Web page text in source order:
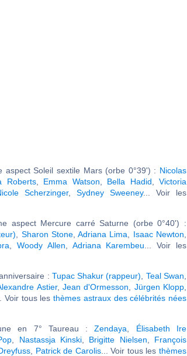
aspect Soleil sextile Mars (orbe 0°39') : Nicolas
Roberts, Emma Watson Bella Hadid ,Victoria
Scherzinger, Sydney Sweeney... Voir les
aspect Mercure carré Saturne (orbe 0°40') :
Sharon Stone,Adriana Lima Isaac Newton
,Woody Allen Adriana Karembeu ... Voir les
: Tupac Shakur (rappeur) Teal Swan
Astier,Jean d'Ormesson Jürgen Klopp
Voir tous lesthèmes astraux des célébrités nées
en 7° Taureau :Zendaya
Élisabeth Ire
Nastassja Kinski, Brigitte Nielsen
François
Patrick de Carolis... Voir tous lesthèmes